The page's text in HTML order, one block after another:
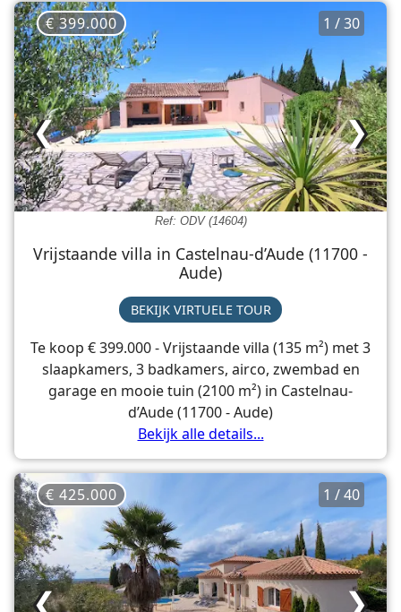
Ref: ODV (14604)
1 / 30
❯
❮
€ 399.000
Vrijstaande villa in Castelnau-d’Aude (11700 -
Aude)
BEKIJK VIRTUELE TOUR
Te koop € 399.000 - Vrijstaande villa (135 m²) met 3
slaapkamers, 3 badkamers, airco, zwembad en
garage en mooie tuin (2100 m²) in Castelnau-
d’Aude (11700 - Aude)
Bekijk alle details...
1 / 40
❯
❮
€ 425.000